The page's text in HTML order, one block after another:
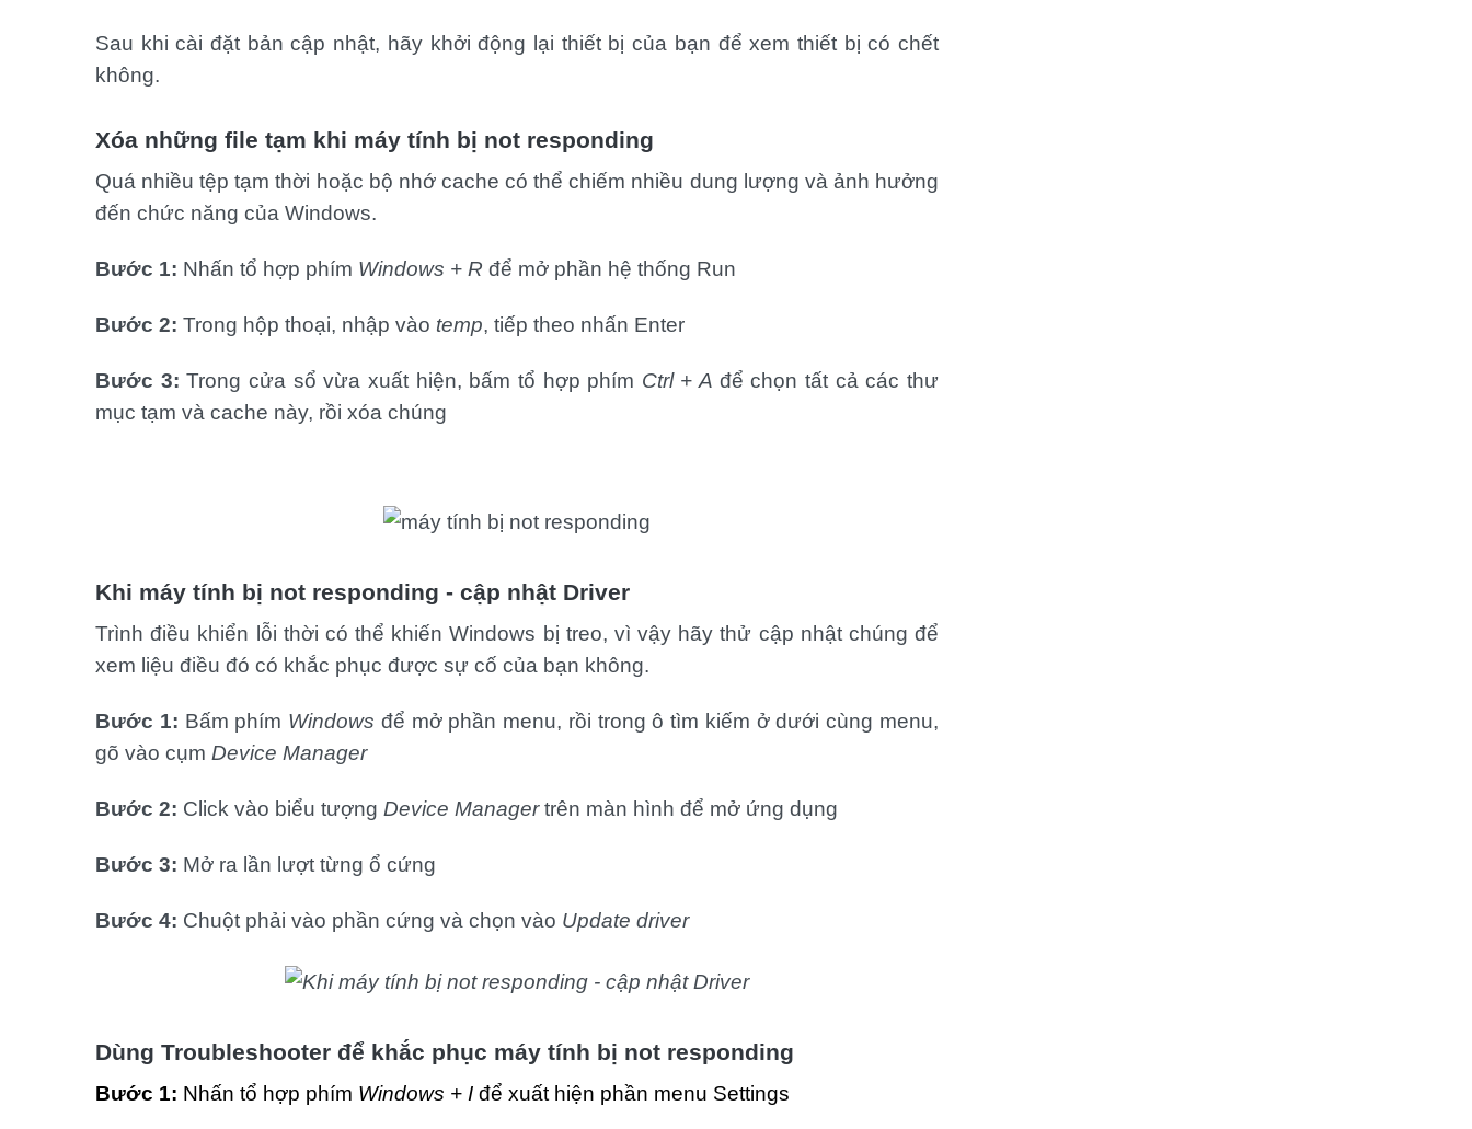
Sau khi cài đặt bản cập nhật, hãy khởi động lại thiết bị của bạn để xem thiết bị có chết
không.
Xóa những file tạm khi máy tính bị not responding
Quá nhiều tệp tạm thời hoặc bộ nhớ cache có thể chiếm nhiều dung lượng và ảnh hưởng
đến chức năng của Windows.
Bước 1: Nhấn tổ hợp phím Windows + R để mở phần hệ thống Run
Bước 2: Trong hộp thoại, nhập vào temp, tiếp theo nhấn Enter
Bước 3: Trong cửa sổ vừa xuất hiện, bấm tổ hợp phím Ctrl + A để chọn tất cả các thư
mục tạm và cache này, rồi xóa chúng
Khi máy tính bị not responding - cập nhật Driver
Trình điều khiển lỗi thời có thể khiến Windows bị treo, vì vậy hãy thử cập nhật chúng để
xem liệu điều đó có khắc phục được sự cố của bạn không.
Bước 1: Bấm phím Windows để mở phần menu, rồi trong ô tìm kiếm ở dưới cùng menu,
gõ vào cụm Device Manager
Bước 2: Click vào biểu tượng Device Managertrên màn hình để mở ứng dụng
Bước 3: Mở ra lần lượt từng ổ cứng
Bước 4: Chuột phải vào phần cứng và chọn vào Update driver
Dùng Troubleshooter để khắc phục máy tính bị not responding
Bước 1: Nhấn tổ hợp phím Windows + I để xuất hiện phần menu Settings